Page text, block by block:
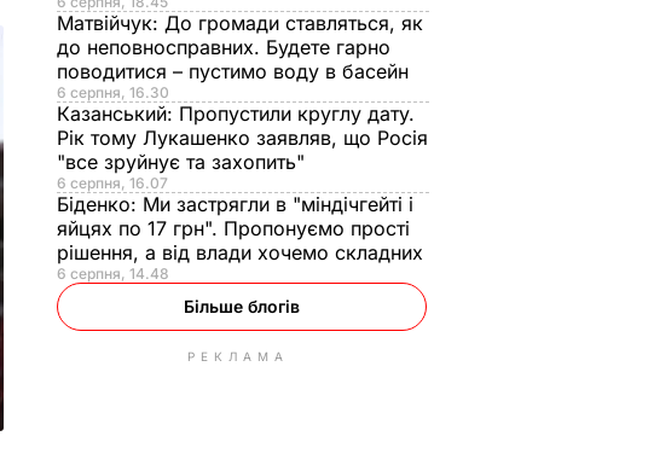
Матвійчук: До громади ставляться, як
до неповносправних. Будете гарно
поводитися – пустимо воду в басейн
6 серпня, 16.30
Казанський: Пропустили круглу дату.
Рік тому Лукашенко заявляв, що Росія
"все зруйнує та захопить"
6 серпня, 16.07
Біденко: Ми застрягли в "міндічгейті і
яйцях по 17 грн". Пропонуємо прості
рішення, а від влади хочемо складних
6 серпня, 14.48
Більше блогів
РЕКЛАМА